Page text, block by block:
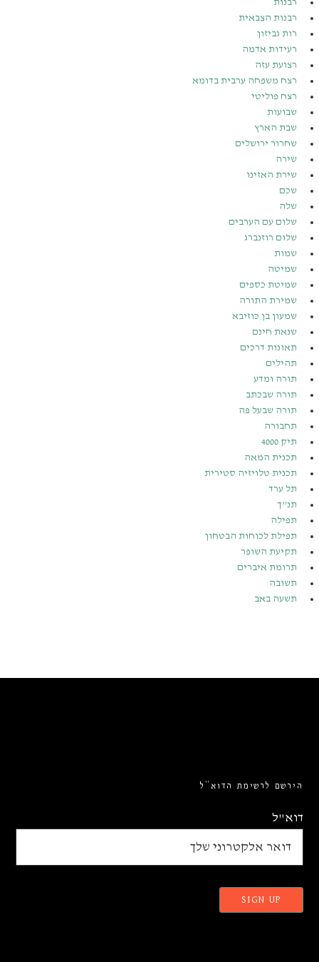
רבנות
רבנות הצבאית
רות גביזון
רעידות אדמה
רצועת עזה
רצח משפחה ערבית בדומא
רצח פוליטי
שבועות
שבת הארץ
שחרור ירושלים
שירה
שירת האזינו
שכם
שלה
שלום עם הערבים
שלום רוזנברג
שמות
שמיטה
שמיטת כספים
שמירת התורה
שמעון בן כּוזיבא
שנאת חינם
תאונות דרכים
תהילים
תורה ומדע
תורה שבכתב
תורה שבעל פה
תחבורה
תיק 4000
תכנית המאה
תכנית טלויזיה סטירית
תל ערד
תנ”ך
תפילה
תפילת לכוחות הבטחון
תקיעת השופר
תרומת איברים
תשובה
תשעה באב
הירשם לרשימת הדוא”ל
דוא"ל